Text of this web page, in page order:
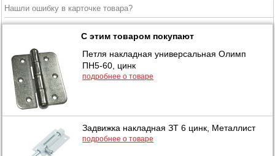
Нашли ошибку в карточке товара?
С этим товаром покупают
Петля накладная универсальная Олимп
ПН5-60, цинк
подробнее о товаре
Задвижка накладная ЗТ 6 цинк, Металлист
подробнее о товаре